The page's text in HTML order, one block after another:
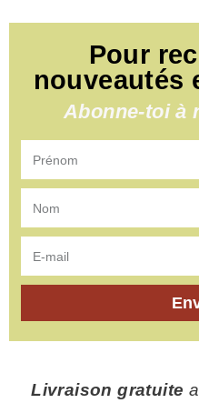
Pour
nouveautés
Abonne-toi à
Livraison gratuite